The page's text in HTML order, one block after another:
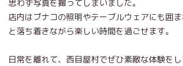
思わず写真を撮ってしまいました。
店内はブナコの照明やテーブルウェアにも囲
と落ち着きながら楽しい時間を過ごせます。
日常を離れて、西目屋村でぜひ素敵な体験を